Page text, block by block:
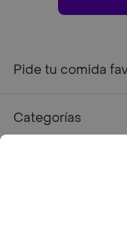
Pide tu comida
Categorías